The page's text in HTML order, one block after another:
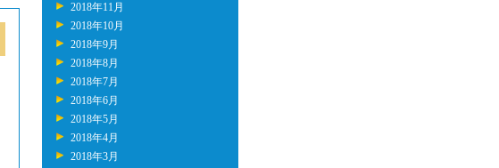
2018年11月
2018年10月
2018年9月
2018年8月
2018年7月
2018年6月
2018年5月
2018年4月
2018年3月